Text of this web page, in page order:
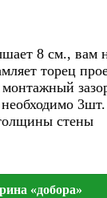
8 см., вам
торец
необходимо
стены
«добора»